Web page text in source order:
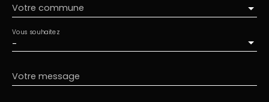
Votre commune
-
Vous souhaitez
Votre message